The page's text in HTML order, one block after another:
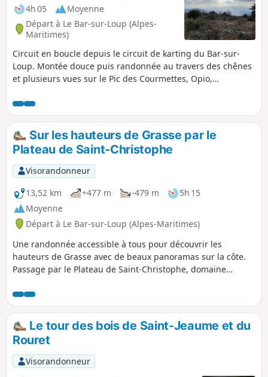
4h 05
Moyenne
Départ à Le Bar-sur-Loup (Alpes-
Maritimes)
Circuit en boucle depuis le circuit de karting du Bar-sur-
Loup. Montée douce puis randonnée au travers des chênes
et plusieurs vues sur le Pic des Courmettes, Opio,
côte, la baie de Cannes et Grasse. Descente assez raide au-
dessus de Grasse et retour en courbe de niveau.
Sur les hauteurs de Grasse par le
Plateau de Saint-Christophe
Visorandonneur
13,52 km
+477 m -479 m
5h 15
Moyenne
Départ à Le Bar-sur-Loup (Alpes-Maritimes)
Une randonnée accessible à tous pour découvrir les
hauteurs de Grasse avec de beaux panoramas sur la côte.
Passage par le Plateau de Saint-Christophe, domaine
Le tour des bois de Saint-Jeaume et du
Rouret
Visorandonneur